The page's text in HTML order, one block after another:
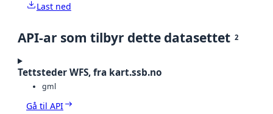
Last ned
API-ar som tilbyr dette datasettet 2
Tettsteder WFS, fra kart.ssb.no
gml
Gå til API